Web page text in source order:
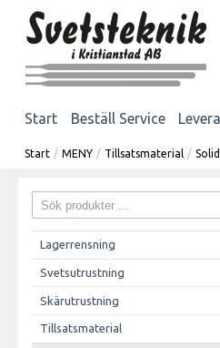
Start Beställ Service
Start / MENY / Tillsatsmaterial /
Lagerrensning
Svetsutrustning
Skärutrustning
Tillsatsmaterial